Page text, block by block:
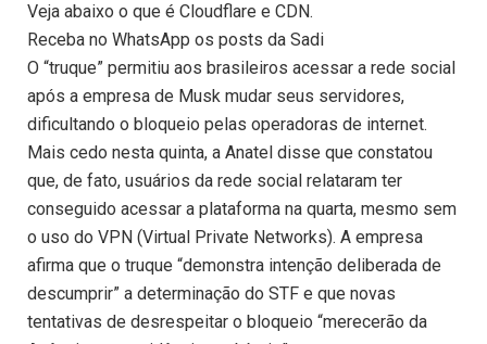
Veja abaixo o que é Cloudflare e CDN.
Receba no WhatsApp os posts da Sadi
O “truque” permitiu aos brasileiros acessar a rede social
após a empresa de Musk mudar seus servidores,
dificultando o bloqueio pelas operadoras de internet.
Mais cedo nesta quinta, a Anatel disse que constatou
que, de fato, usuários da rede social relataram ter
conseguido acessar a plataforma na quarta, mesmo sem
o uso do VPN (Virtual Private Networks). A empresa
afirma que o truque “demonstra intenção deliberada de
descumprir” a determinação do STF e que novas
tentativas de desrespeitar o bloqueio “merecerão da